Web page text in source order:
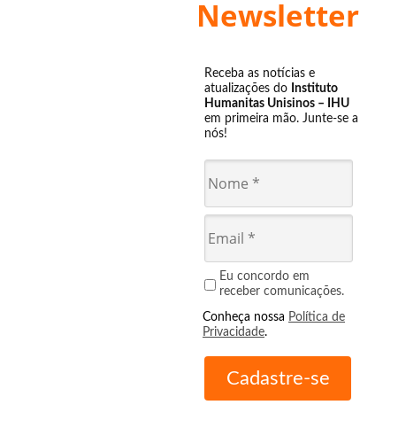
Newsletter
Receba as notícias e
atualizações do Instituto
Humanitas Unisinos – IHU
em primeira mão. Junte-se a
nós!
Eu concordo em
receber comunicações.
Conheça nossa Política de
Privacidade.